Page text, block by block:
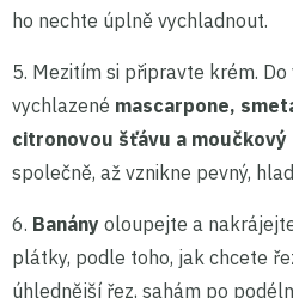
ho nechte úplně vychladnout.
5. Mezitím si připravte krém.
vychlazené mascarpone,
citronovou šťávu a moučkový
společně, až vznikne pevný,
6. Banány oloupejte a
plátky, podle toho, jak chcete
úhlednější řez, sahám po